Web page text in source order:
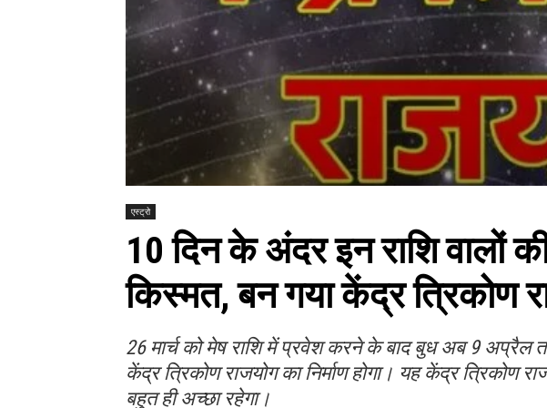
एस्ट्रो
10 दिन के अंदर इन राशि वालों
किस्मत, बन गया केंद्र त्रिकोण
26 मार्च को मेष राशि में प्रवेश करने के बाद बुध अब 9 अप्रैल
केंद्र त्रिकोण राजयोग का निर्माण होगा। यह केंद्र त्रिकोण
बहुत ही अच्छा रहेगा।